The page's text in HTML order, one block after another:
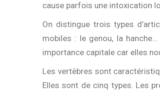
cause parfois une intoxication
On distingue trois types
mobiles : le genou, la
importance capitale car elles
Les vertèbres sont
Elles sont de cinq types. Les